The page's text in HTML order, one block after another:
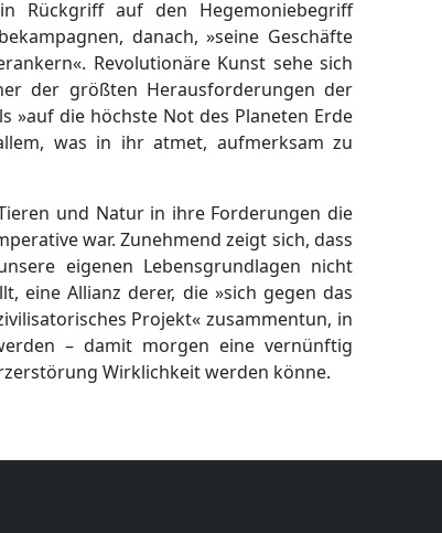
Rückgriff auf den Hegemoniebegriff
danach, »seine Geschäfte
Revolutionäre Kunst sehe sich
der größten Herausforderungen der
»auf die höchste Not des Planeten Erde
was in ihr atmet, aufmerksam zu
und Natur in ihre Forderungen die
war. Zunehmend zeigt sich, dass
eigenen Lebensgrundlagen nicht
eine Allianz derer, die »sich gegen das
Projekt« zusammentun, in
– damit morgen eine vernünftig
Wirklichkeit werden könne.